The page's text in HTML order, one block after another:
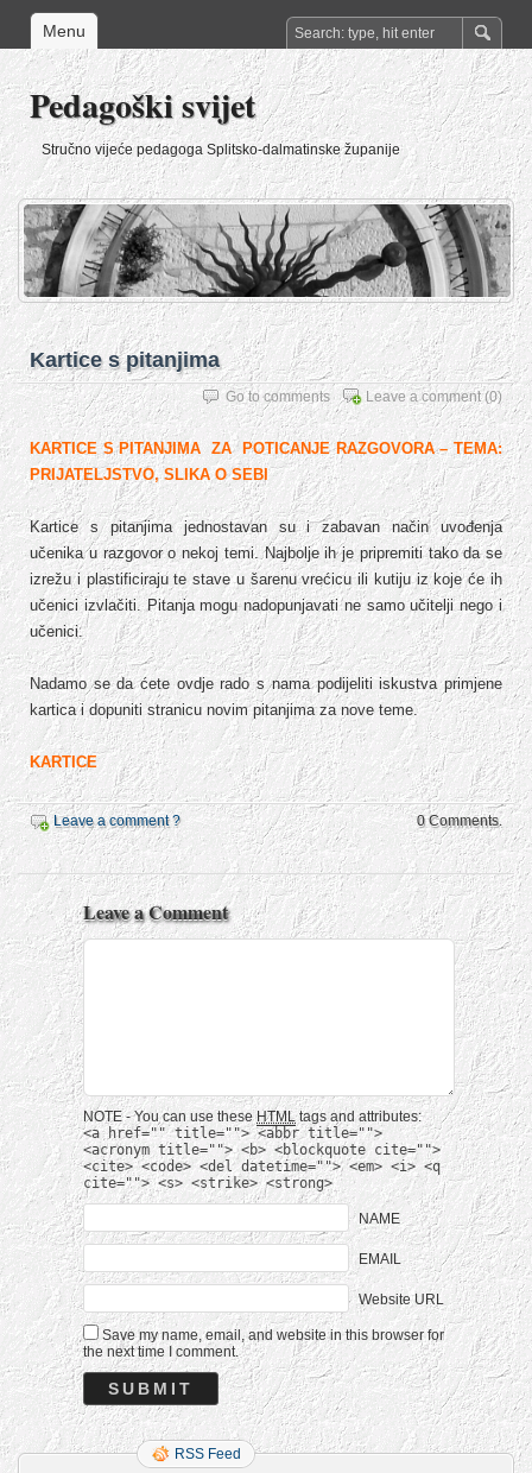
Menu
Pedagoški svijet
Stručno vijeće pedagoga Splitsko-dalmatinske županije
Kartice s pitanjima
Leave a comment(0)
Go to comments
KARTICE S PITANJIMA ZA POTICANJE RAZGOVORA – TEMA:
PRIJATELJSTVO, SLIKA O SEBI
Kartice s pitanjima jednostavan su i zabavan način uvođenja
učenika u razgovor o nekoj temi. Najbolje ih je pripremiti tako da se
izrežu i plastificiraju te stave u šarenu vrećicu ili kutiju iz koje će ih
učenici izvlačiti. Pitanja mogu nadopunjavati ne samo učitelji nego i
učenici.
Nadamo se da ćete ovdje rado s nama podijeliti iskustva primjene
kartica i dopuniti stranicu novim pitanjima za nove teme.
KARTICE
Leave a comment ? 0 Comments.
Leave a Comment
NOTE - You can use theseHTMLtags and attributes:
<a href="" title=""> <abbr title="">
<acronym title=""> <b> <blockquote cite="">
<cite> <code> <del datetime=""> <em> <i> <q
cite=""> <s> <strike> <strong>
NAME
EMAIL
Website URL
Save my name, email, and website in this browser for
the next time I comment.
RSS Feed